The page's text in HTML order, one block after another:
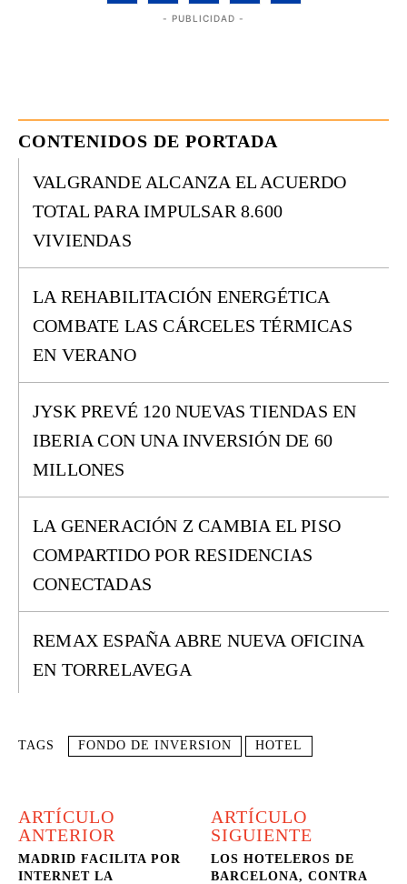
- PUBLICIDAD -
CONTENIDOS DE PORTADA
VALGRANDE ALCANZA EL ACUERDO
TOTAL PARA IMPULSAR 8.600
VIVIENDAS
LA REHABILITACIÓN ENERGÉTICA
COMBATE LAS CÁRCELES TÉRMICAS
EN VERANO
JYSK PREVÉ 120 NUEVAS TIENDAS EN
IBERIA CON UNA INVERSIÓN DE 60
MILLONES
LA GENERACIÓN Z CAMBIA EL PISO
COMPARTIDO POR RESIDENCIAS
CONECTADAS
REMAX ESPAÑA ABRE NUEVA OFICINA
EN TORRELAVEGA
TAGS FONDO DE INVERSION HOTEL
ARTÍCULO
ANTERIOR
MADRID FACILITA POR
INTERNET LA
ARTÍCULO
SIGUIENTE
LOS HOTELEROS DE
BARCELONA, CONTRA